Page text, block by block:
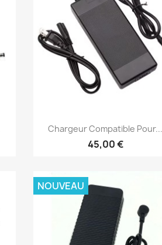
Aperçu rapide
Chargeur Compatible Pour...
45,00 €
NOUVEAU